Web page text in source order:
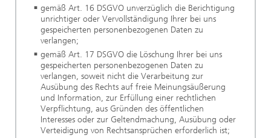
gemäß Art. 16 DSGVO unverzüglich die Berichtigung
unrichtiger oder Vervollständigung Ihrer bei uns
gespeicherten personenbezogenen Daten zu
verlangen;
gemäß Art. 17 DSGVO die Löschung Ihrer bei uns
gespeicherten personenbezogenen Daten zu
verlangen, soweit nicht die Verarbeitung zur
Ausübung des Rechts auf freie Meinungsäußerung
und Information, zur Erfüllung einer rechtlichen
Verpflichtung, aus Gründen des öffentlichen
Interesses oder zur Geltendmachung, Ausübung oder
Verteidigung von Rechtsansprüchen erforderlich ist;